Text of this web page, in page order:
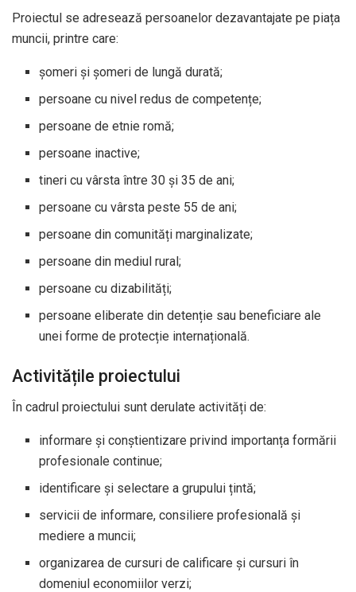
Proiectul se adresează persoanelor dezavantajate pe piața
muncii, printre care:
șomeri și șomeri de lungă durată;
persoane cu nivel redus de competențe;
persoane de etnie romă;
persoane inactive;
tineri cu vârsta între 30 și 35 de ani;
persoane cu vârsta peste 55 de ani;
persoane din comunități marginalizate;
persoane din mediul rural;
persoane cu dizabilități;
persoane eliberate din detenție sau beneficiare ale
unei forme de protecție internațională.
Activitățile proiectului
În cadrul proiectului sunt derulate activități de:
informare și conștientizare privind importanța formării
profesionale continue;
identificare și selectare a grupului țintă;
servicii de informare, consiliere profesională și
mediere a muncii;
organizarea de cursuri de calificare și cursuri în
domeniul economiilor verzi;